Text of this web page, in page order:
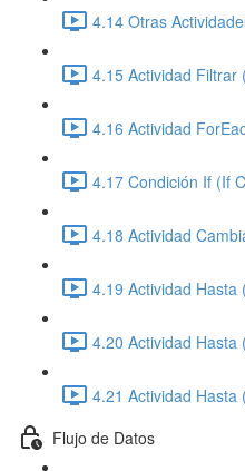
4.14 Otras
4.15 Actividad Filtrar
4.16 Actividad
4.17 Condición If (If
4.18 Actividad
4.19 Actividad Hasta
4.20 Actividad Hasta
4.21 Actividad Hasta
Flujo de Datos